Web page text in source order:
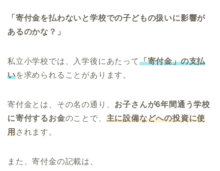
「寄付金を払わないと学校での子どもの扱いに影響が
あるのかな？」
私立小学校では、入学後にあたって「寄付金」の支払
いを求められることがあります。
寄付金とは、その名の通り、 お子さんが6年間通う学校
に寄付するお金のことで、 主に設備などへの投資に使
用されます。
また、寄付金の記載は、